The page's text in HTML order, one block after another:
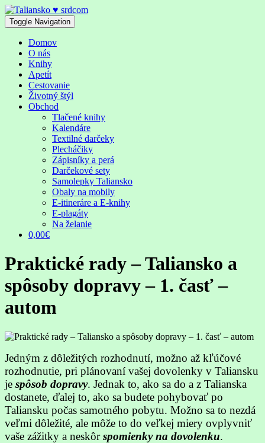
Skip
to
content
Toggle Navigation
Domov
O nás
Knihy
Apetít
Cestovanie
Životný štýl
Obchod
Tlačené knihy
Kalendáre
Textilné darčeky
Plecháčiky
Zápisníky a perá
Darčekové sety
Samolepky Taliansko
Obaly na mobily
E-itineráre a E-knihy
E-plagáty
Na želanie
0,00€
Praktické rady – Taliansko a
spôsoby dopravy – 1. časť –
autom
Jedným z dôležitých rozhodnutí, možno až kľúčové
rozhodnutie, pri plánovaní vašej dovolenky v Taliansku
je spôsob dopravy. Jednak to, ako sa do a z Talianska
dostanete, ďalej to, ako sa budete pohybovať po
Taliansku počas samotného pobytu. Možno sa to nezdá
veľmi dôležité, ale môže to do veľkej miery ovplyvniť
vaše zážitky a neskôrspomienky na dovolenku.